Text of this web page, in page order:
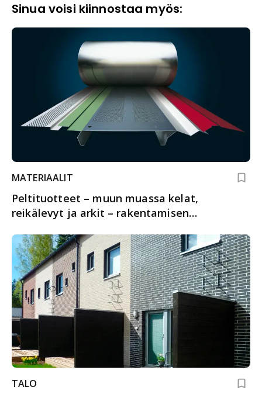
Sinua voisi kiinnostaa myös:
MATERIAALIT
Peltituotteet – muun muassa kelat,
reikälevyt ja arkit – rakentamisen
TALO